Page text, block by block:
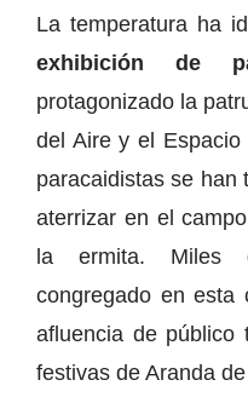
La temperatura ha
exhibición de
protagonizado la
del Aire y el
paracaidistas se han
aterrizar en el
la ermita. Miles
congregado en
afluencia de público
festivas de Aranda